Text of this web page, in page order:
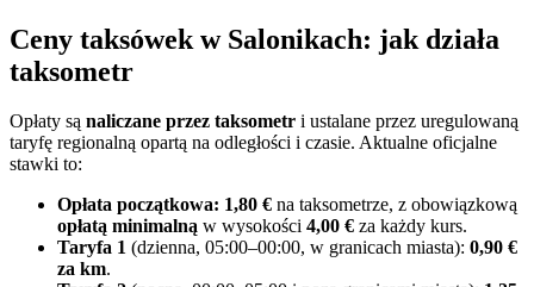
Ceny taksówek w Salonikach: jak działa
taksometr
Opłaty są naliczane przez taksometr i ustalane przez uregulowaną
taryfę regionalną opartą na odległości i czasie. Aktualne oficjalne
stawki to:
Opłata początkowa: 1,80 € na taksometrze, z obowiązkową
opłatą minimalną w wysokości 4,00 € za każdy kurs.
Taryfa 1 (dzienna, 05:00–00:00, w granicach miasta): 0,90 €
za km.